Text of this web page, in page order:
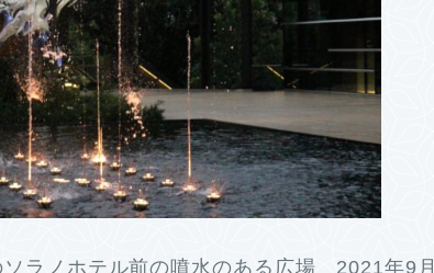
ラノホテル前の噴水のある広場 2021年9月